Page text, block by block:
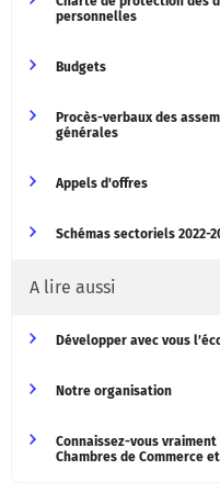
personnelles
Budgets
Procès-verbaux des
générales
Appels d'offres
Schémas sectoriels 2022-
A lire aussi
Développer avec vous
Notre organisation
Connaissez-vous
Chambres de Commerce